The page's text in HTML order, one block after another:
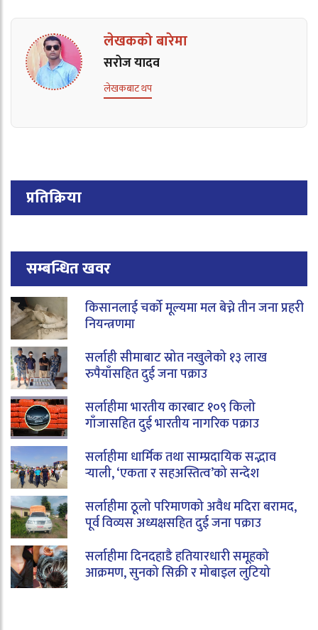
लेखकको बारेमा
सरोज यादव
लेखकबाट थप
प्रतिक्रिया
सम्बन्धित खवर
किसानलाई चर्को मूल्यमा मल बेच्ने तीन जना प्रहरी
नियन्त्रणमा
सर्लाही सीमाबाट स्रोत नखुलेको १३ लाख
रुपैयाँसहित दुई जना पक्राउ
सर्लाहीमा भारतीय कारबाट १०९ किलो
गाँजासहित दुई भारतीय नागरिक पक्राउ
सर्लाहीमा धार्मिक तथा साम्प्रदायिक सद्भाव
र्‍याली, ‘एकता र सहअस्तित्व’को सन्देश
सर्लाहीमा ठूलो परिमाणको अवैध मदिरा बरामद,
पूर्व विव्यस अध्यक्षसहित दुई जना पक्राउ
सर्लाहीमा दिनदहाडै हतियारधारी समूहको
आक्रमण, सुनको सिक्री र मोबाइल लुटियो